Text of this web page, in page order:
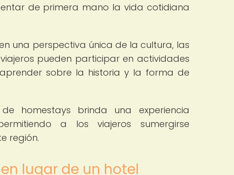
de primera mano la vida cotidiana
una perspectiva única de la cultura, las
pueden participar en actividades
sobre la historia y la forma de
homestays brinda una experiencia
a los viajeros sumergirse
región.
lugar de un hotel